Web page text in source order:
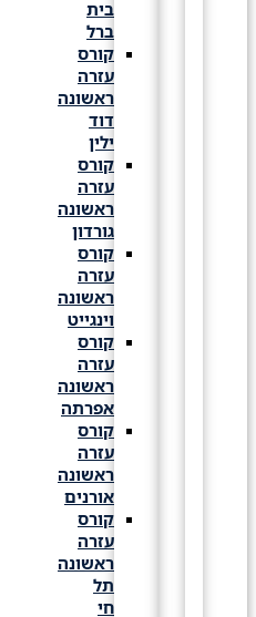
קורס
עזרה
ראשונה
קורס
עזרה
ראשונה
גורדון
קורס
עזרה
ראשונה
וינגייט
קורס
עזרה
ראשונה
אפרתה
קורס
עזרה
ראשונה
אורנים
קורס
עזרה
ראשונה